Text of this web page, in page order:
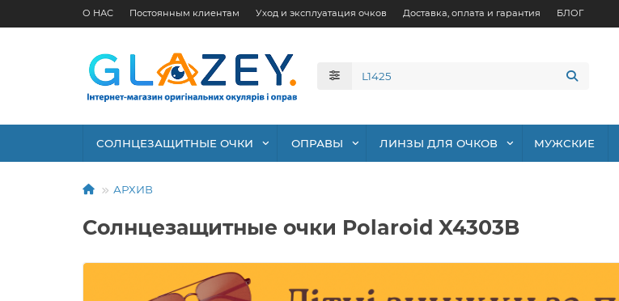
О НАС Постоянным клиентам Уход и эксплуатация очков Доставка, оплата и гарантия БЛОГ
СОЛНЦЕЗАЩИТНЫЕ ОЧКИ ОПРАВЫ ЛИНЗЫ ДЛЯ ОЧКОВ МУЖСКИЕ
АРХИВ
Солнцезащитные очки Polaroid X4303B